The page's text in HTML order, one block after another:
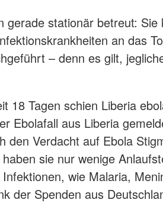
gerade stationär betreut:
an das
– denn es gilt,
18 Tagen schien Liberia
Ebolafall aus Liberia
den Verdacht auf Ebola
sie nur wenige
wie Malaria,
der Spenden aus